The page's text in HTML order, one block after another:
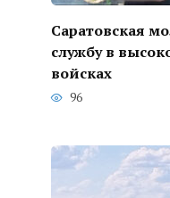
Саратовская
службу в
войсках
96